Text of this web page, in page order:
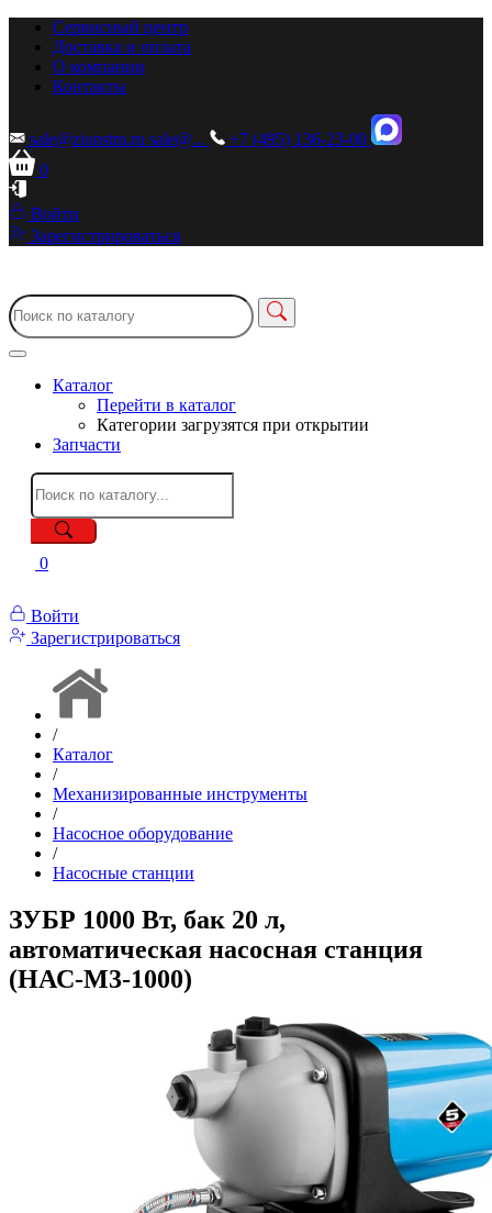
Сервисный центр
Доставка и оплата
О компании
Контакты
sale@zionstm.ru sale@...
+7 (495) 136-23-00
0
Войти
Зарегистрироваться
Каталог
Перейти в каталог
Категории загрузятся при открытии
Запчасти
0
Войти
Зарегистрироваться
/
Каталог
/
Механизированные инструменты
/
Насосное оборудование
/
Насосные станции
ЗУБР 1000 Вт, бак 20 л,
автоматическая насосная станция
(НАС-М3-1000)